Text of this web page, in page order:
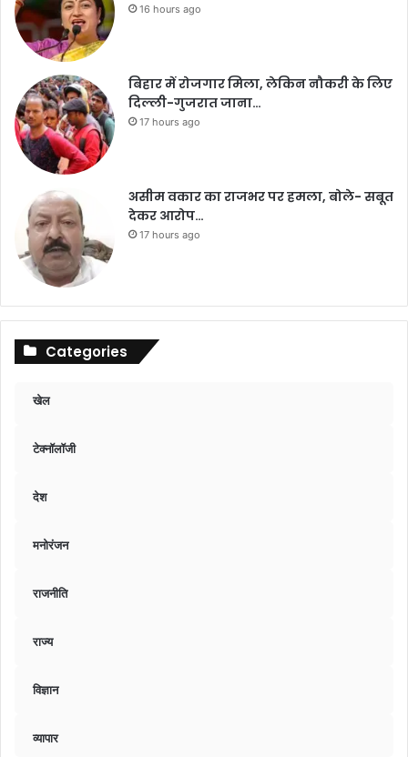
16 hours ago
बिहार में रोजगार मिला, लेकिन नौकरी के लिए
दिल्ली-गुजरात जाना…
17 hours ago
असीम वकार का राजभर पर हमला, बोले- सबूत
देकर आरोप…
17 hours ago
Categories
खेल
टेक्नॉलॉजी
देश
मनोरंजन
राजनीति
राज्य
विज्ञान
व्यापार